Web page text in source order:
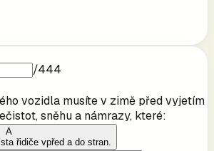
/444
vozidla musíte v zimě před vyjetím
sněhu a námrazy, které:
A
řidiče vpřed a do stran.